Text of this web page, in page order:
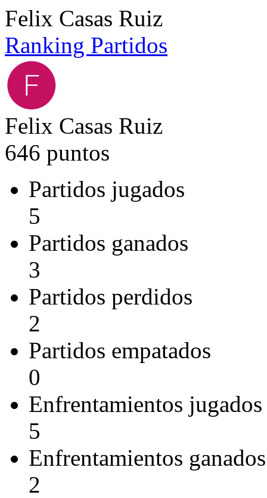
Felix Casas Ruiz
Ranking Partidos
Felix Casas Ruiz
646 puntos
Partidos jugados
5
Partidos ganados
3
Partidos perdidos
2
Partidos empatados
0
Enfrentamientos jugados
5
Enfrentamientos ganados
2